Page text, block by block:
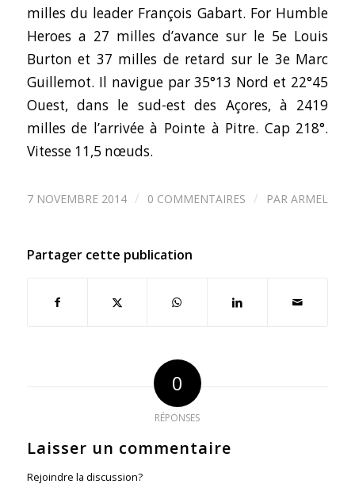
milles du leader François Gabart. For Humble
Heroes a 27 milles d’avance sur le 5e Louis
Burton et 37 milles de retard sur le 3e Marc
Guillemot. Il navigue par 35°13 Nord et 22°45
Ouest, dans le sud-est des Açores, à 2419
milles de l’arrivée à Pointe à Pitre. Cap 218°.
Vitesse 11,5 nœuds.
7 NOVEMBRE 2014 / 0 COMMENTAIRES / PAR ARMEL
Partager cette publication
0
RÉPONSES
Laisser un commentaire
Rejoindre la discussion?